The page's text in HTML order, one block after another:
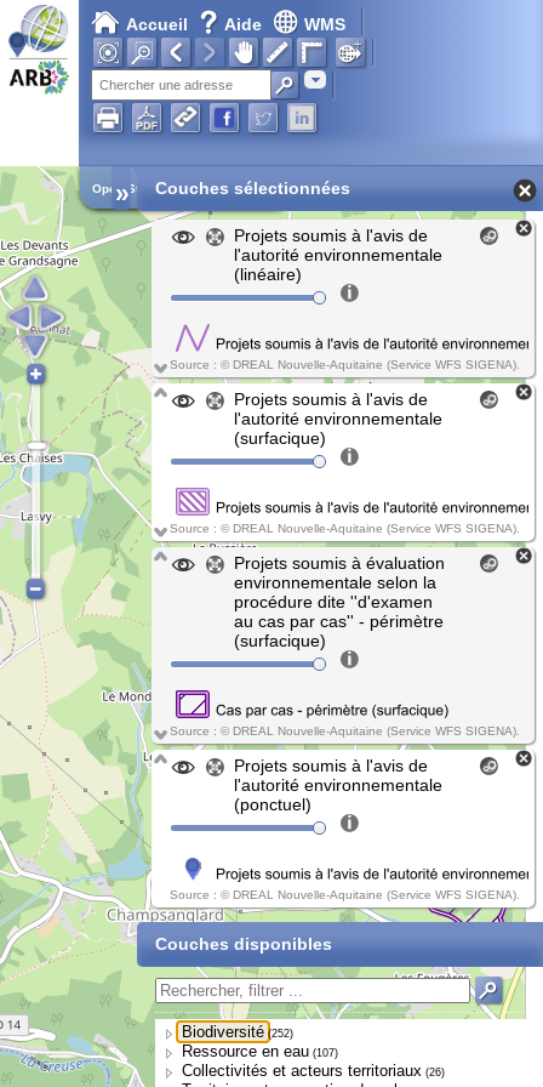
Accueil Aide WMS
Adresse
Chargement en cours...
Open Street Map
» Couches sélectionnées
Projets soumis à l'avis de
l'autorité environnementale
(linéaire)
Source : © DREAL Nouvelle-Aquitaine (Service WFS SIGENA).
Projets soumis à l'avis de
l'autorité environnementale
(surfacique)
Source : © DREAL Nouvelle-Aquitaine (Service WFS SIGENA).
Projets soumis à évaluation
environnementale selon la
procédure dite ''d'examen
au cas par cas'' - périmètre
(surfacique)
Source : © DREAL Nouvelle-Aquitaine (Service WFS SIGENA).
Projets soumis à l'avis de
l'autorité environnementale
(ponctuel)
Source : © DREAL Nouvelle-Aquitaine (Service WFS SIGENA).
Couches disponibles
Biodiversité (252)
Ressource en eau (107)
Collectivités et acteurs territoriaux (26)